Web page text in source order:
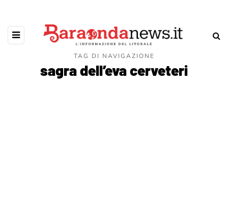
TAG DI NAVIGAZIONE
sagra dell’eva cerveteri